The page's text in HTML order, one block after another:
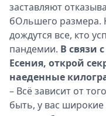
заставляют
бОльшего размера.
дождутся все, кто
пандемии. В связи
Есения, открой
наеденные
– Всё зависит от
быть, у вас